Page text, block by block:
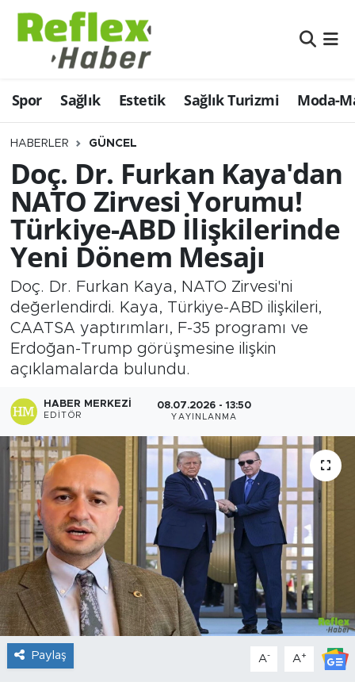
Spor Sağlık Estetik Sağlık Turizmi Moda-
HABERLER GÜNCEL
Doç. Dr. Furkan Kaya'dan
NATO Zirvesi Yorumu!
Türkiye-ABD İlişkilerinde
Yeni Dönem Mesajı
Doç. Dr. Furkan Kaya, NATO Zirvesi'ni
değerlendirdi. Kaya, Türkiye-ABD ilişkileri,
CAATSA yaptırımları, F-35 programı ve
Erdoğan-Trump görüşmesine ilişkin
açıklamalarda bulundu.
HABER MERKEZI
EDITÖR
08.07.2026 - 13:50
YAYINLANMA
Paylaş A- A+
Eğitim
Estetik
Firmalardan
Güncel
İş ve Ekonomi
Moda-Magazin-Eğlence
Sağlık
Sağlık Turizmi
Teknoloji
Nöbetçi Eczaneler
Hava Durumu
Namaz Vakitleri
Trafik Durumu
Şampiyonlar Ligi Puan Durumu ve Fikstür
Tüm Manşetler
Son Dakika Haberleri
Haber Arşivi